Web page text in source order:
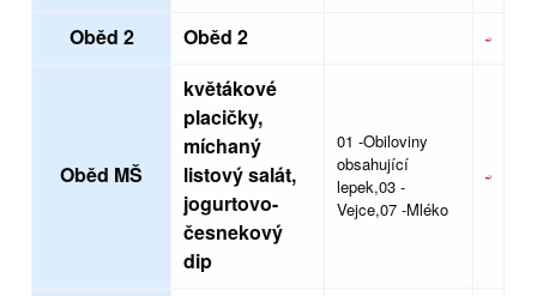
Oběd 2 Oběd 2
Oběd MŠ
květákové
placičky,
míchaný
listový salát,
jogurtovo-
česnekový
dip
01 -Obiloviny
obsahující
lepek,03 -
Vejce,07 -Mléko